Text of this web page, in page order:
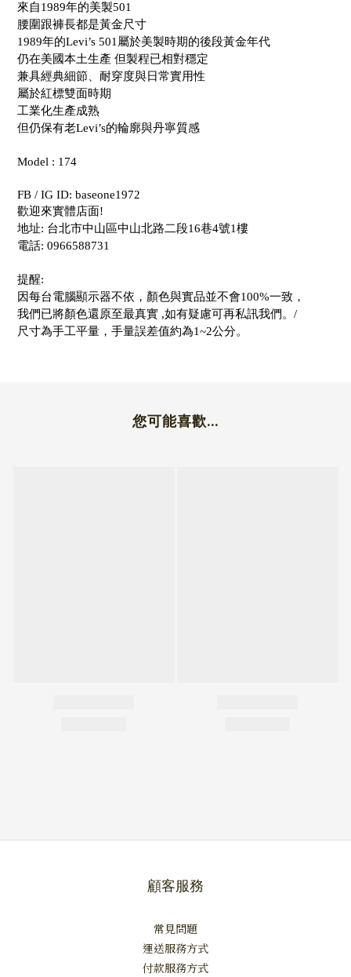
來自1989年的美製501
腰圍跟褲長都是黃金尺寸
1989年的Levi’s 501屬於美製時期的後段黃金年代
仍在美國本土生產 但製程已相對穩定
兼具經典細節、耐穿度與日常實用性
屬於紅標雙面時期
工業化生產成熟
但仍保有老Levi’s的輪廓與丹寧質感
Model : 174
FB / IG ID: baseone1972
歡迎來實體店面!
地址: 台北市中山區中山北路二段16巷4號1樓
電話: 0966588731
提醒:
因每台電腦顯示器不依，顏色與實品並不會100%一致，
我們已將顏色還原至最真實 ,如有疑慮可再私訊我們。/
尺寸為手工平量，手量誤差值約為1~2公分。
您可能喜歡...
顧客服務
常見問題
運送服務方式
付款服務方式